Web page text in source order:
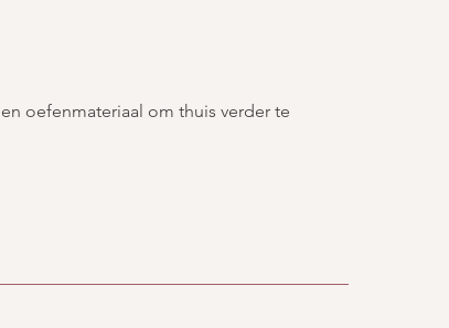
oefenmateriaal om thuis verder te